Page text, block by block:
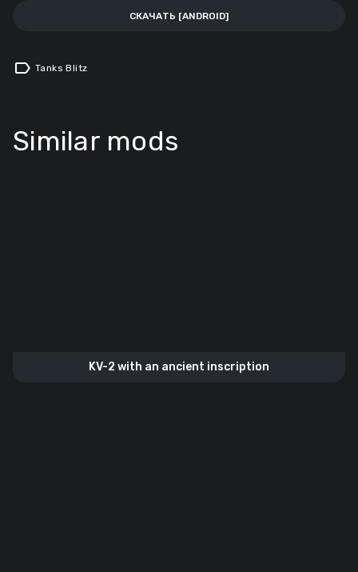
СКАЧАТЬ [ANDROID]
label Tanks Blitz
Similar mods
KV-2 with an ancient inscription